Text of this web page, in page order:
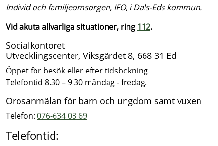
Individ och familjeomsorgen, IFO, i Dals-Eds kommun.
Vid akuta allvarliga situationer, ring 112.
Socialkontoret
Utvecklingscenter, Viksgärdet 8, 668 31 Ed
Öppet för besök eller efter tidsbokning.
Telefontid 8.30 – 9.30 måndag - fredag.
Orosanmälan för barn och ungdom samt vuxen
Telefon: 076-634 08 69
Telefontid: